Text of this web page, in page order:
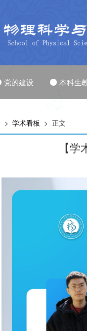
党的建设 本科生
> 学术看板 > 正文
【